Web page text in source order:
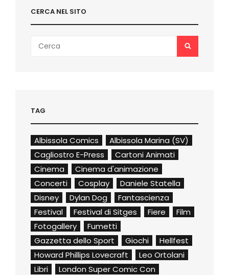
CERCA NEL SITO
for:
SEARCH
TAG
Albissola Comics
Albissola Marina (SV)
Cagliostro E-Press
Cartoni Animati
Cinema
Cinema d'animazione
Concerti
Cosplay
Daniele Statella
Disney
Dylan Dog
Fantascienza
Festival
Festival di Sitges Fiere
Film
Fotogallery
Fumetti
Gazzetta dello Sport
Giochi
Hellfest
Howard Phillips Lovecraft
Leo Ortolani
Libri
London Super Comic Con